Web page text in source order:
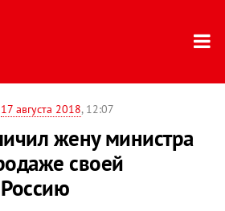
17 августа 2018, 12:07
жену министра
своей